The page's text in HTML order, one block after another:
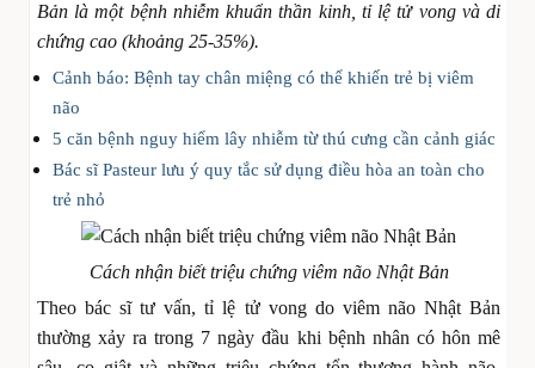
Bản là một bệnh nhiễm khuẩn thần kinh, tỉ lệ tử vong và di
chứng cao (khoảng 25-35%).
Cảnh báo: Bệnh tay chân miệng có thể khiến trẻ bị viêm
não
5 căn bệnh nguy hiểm lây nhiễm từ thú cưng cần cảnh giác
Bác sĩ Pasteur lưu ý quy tắc sử dụng điều hòa an toàn cho
trẻ nhỏ
Cách nhận biết triệu chứng viêm não Nhật Bản
Theo bác sĩ tư vấn, tỉ lệ tử vong do viêm não Nhật Bản
thường xảy ra trong 7 ngày đầu khi bệnh nhân có hôn mê